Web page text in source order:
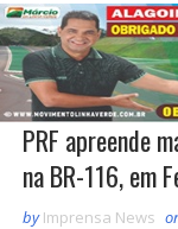
PRF apreende
na BR-116, em
by Imprensa News